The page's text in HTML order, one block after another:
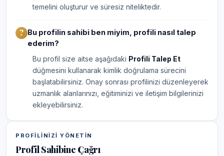
temelini oluşturur ve süresiz niteliktedir.
Bu profilin sahibi ben miyim, profili nasıl talep
ederim?
Bu profil size aitse aşağıdaki Profili Talep Et
düğmesini kullanarak kimlik doğrulama sürecini
başlatabilirsiniz. Onay sonrası profilinizi düzenleyerek
uzmanlık alanlarınızı, eğitiminizi ve iletişim bilgilerinizi
ekleyebilirsiniz.
PROFILINIZI YÖNETIN
Profil Sahibine Çağrı